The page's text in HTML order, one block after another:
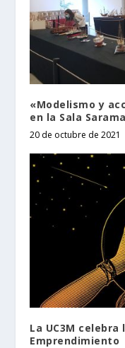
«Modelismo y
en la Sala
20 de octubre de 2021
La UC3M celebra
Emprendimiento